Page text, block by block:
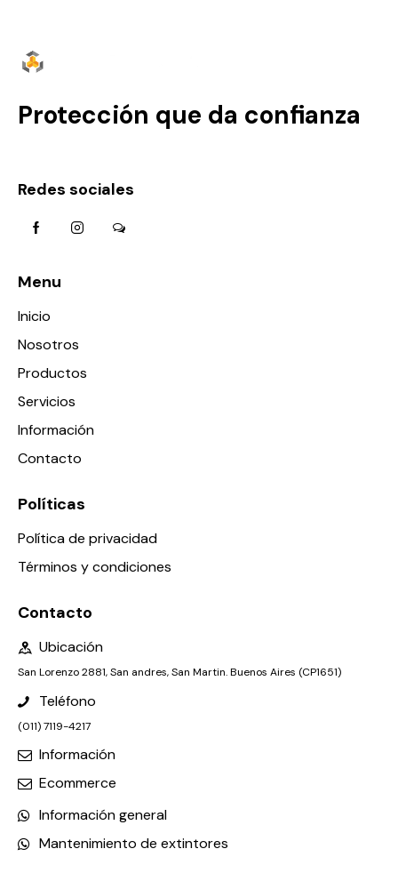
Protección que da confianza
Redes sociales
Menu
Inicio
Nosotros
Productos
Servicios
Información
Contacto
Políticas
Política de privacidad
Términos y condiciones
Contacto
Ubicación
San Lorenzo 2881, San andres, San Martin. Buenos Aires (CP1651)
Teléfono
(011) 7119-4217
Información
Ecommerce
Información general
Mantenimiento de extintores